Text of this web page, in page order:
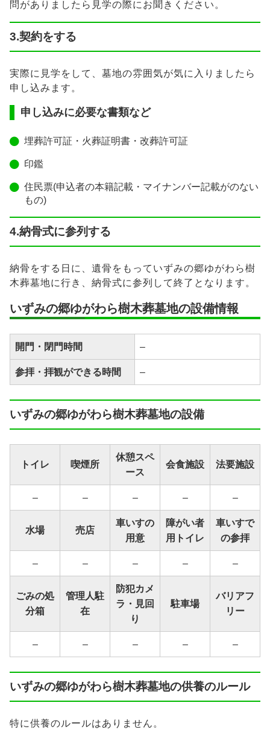
問がありましたら見学の際にお聞きください。
3.契約をする
実際に見学をして、墓地の雰囲気が気に入りましたら
申し込みます。
申し込みに必要な書類など
埋葬許可証・火葬証明書・改葬許可証
印鑑
住民票(申込者の本籍記載・マイナンバー記載がのない
もの)
4.納骨式に参列する
納骨をする日に、遺骨をもっていずみの郷ゆがわら樹
木葬墓地に行き、納骨式に参列して終了となります。
いずみの郷ゆがわら樹木葬墓地の設備情報
開門・閉門時間 –
参拝・拝観ができる時間 –
いずみの郷ゆがわら樹木葬墓地の設備
トイレ 喫煙所
休憩スペ
ース
会食施設 法要施設
– – – – –
水場 売店
車いすの
用意
障がい者
用トイレ
車いすで
の参拝
– – – – –
ごみの処
分箱
管理人駐
在
防犯カメ
ラ・見回
り
駐車場
バリアフ
リー
– – – – –
いずみの郷ゆがわら樹木葬墓地の供養のルール
特に供養のルールはありません。